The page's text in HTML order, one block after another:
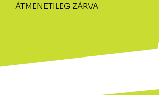
ÁTMENETILEG ZÁRVA